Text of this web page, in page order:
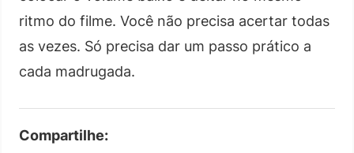
ritmo do filme. Você não precisa acertar todas
as vezes. Só precisa dar um passo prático a
cada madrugada.
Compartilhe: